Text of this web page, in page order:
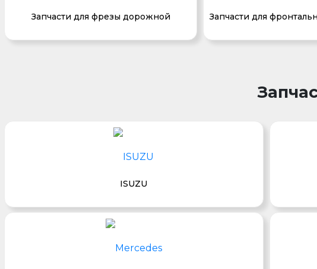
Запчасти для фрезы дорожной Запчасти для
ISUZU